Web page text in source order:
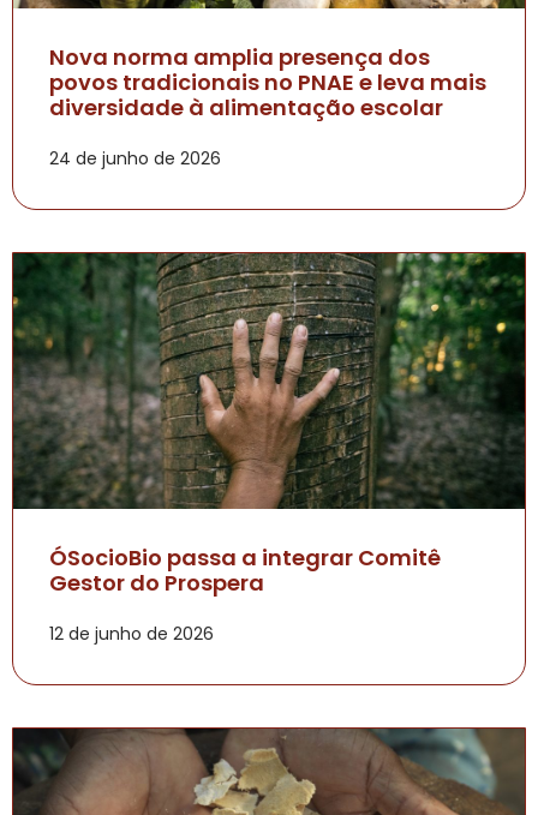
Nova norma amplia presença dos
povos tradicionais no PNAE e leva mais
diversidade à alimentação escolar
24 de junho de 2026
ÓSocioBio passa a integrar Comitê
Gestor do Prospera
12 de junho de 2026